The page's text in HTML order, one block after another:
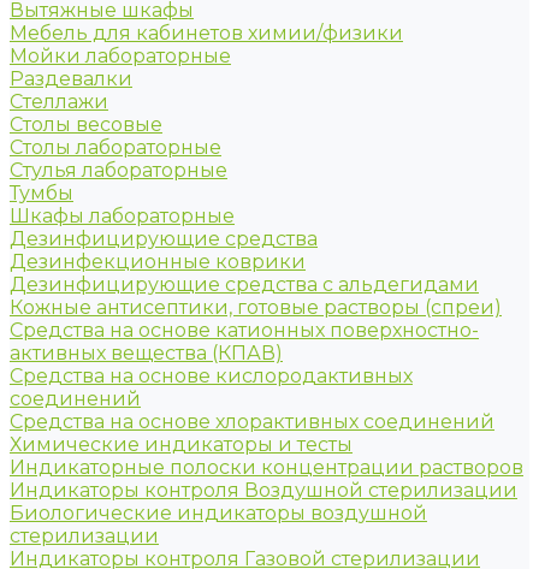
Вытяжные шкафы
Мебель для кабинетов химии/физики
Мойки лабораторные
Раздевалки
Стеллажи
Столы весовые
Столы лабораторные
Стулья лабораторные
Тумбы
Шкафы лабораторные
Дезинфицирующие средства
Дезинфекционные коврики
Дезинфицирующие средства с альдегидами
Кожные антисептики, готовые растворы (спреи)
Средства на основе катионных поверхностно-
активных вещества (КПАВ)
Средства на основе кислородактивных
соединений
Средства на основе хлорактивных соединений
Химические индикаторы и тесты
Индикаторные полоски концентрации растворов
Индикаторы контроля Воздушной стерилизации
Биологические индикаторы воздушной
стерилизации
Индикаторы контроля Газовой стерилизации